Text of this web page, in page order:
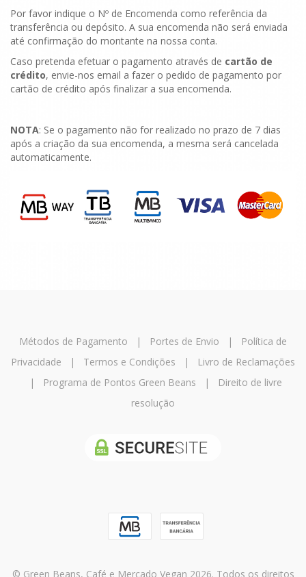
Por favor indique o Nº de Encomenda como referência da
transferência ou depósito. A sua encomenda não será enviada
até confirmação do montante na nossa conta.
Caso pretenda efetuar o pagamento através de cartão de
crédito, envie-nos email a fazer o pedido de pagamento por
cartão de crédito após finalizar a sua encomenda.
NOTA: Se o pagamento não for realizado no prazo de 7 dias
após a criação da sua encomenda, a mesma será cancelada
automaticamente.
Métodos de Pagamento | Portes de Envio |
Política de
Privacidade | Termos e Condições |
Livro de Reclamações
|
Programa de Pontos Green Beans |
Direito de livre
resolução
© Green Beans, Café e Mercado Vegan 2026. Todos os direitos